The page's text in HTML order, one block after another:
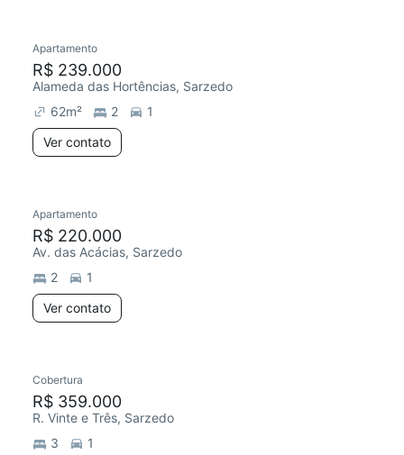
Redecorar
Apartamento
R$ 239.000
Alameda das Hortências, Sarzedo
62m² 2
1
Ver contato
Apartamento
R$ 220.000
Av. das Acácias, Sarzedo
2
1
Ver contato
Cobertura
R$ 359.000
R. Vinte e Três, Sarzedo
3
1